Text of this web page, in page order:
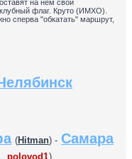
на нём свои
флаг. Круто (ИМХО).
сперва "обкатать" маршрут,
(Hitman) - Самара
, polovod1)